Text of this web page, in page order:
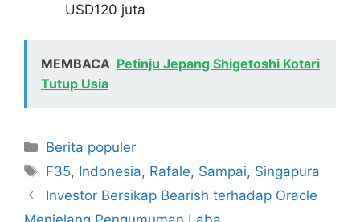
USD120 juta
MEMBACA Petinju Jepang Shigetoshi Kotari
Tutup Usia
Kategori
Berita populer
Tag
F35, Indonesia, Rafale, Sampai, Singapura
Investor Bersikap Bearish terhadap Oracle